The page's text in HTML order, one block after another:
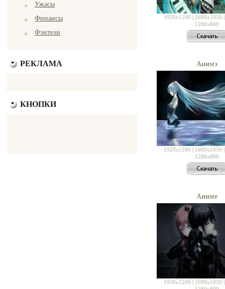
Ужасы
Финансы
Фэнтези
РЕКЛАМА
КНОПКИ
1920x1200 | 1680x1050
1280x800
Анимэ
1920x1200 | 1680x1050
1280x800
Аниме
1920x1200 | 1680x1050